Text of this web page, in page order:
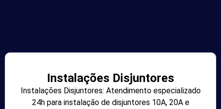
Instalações Disjuntores
Instalações Disjuntores: Atendimento especializado
24h para instalação de disjuntores 10A, 20A e